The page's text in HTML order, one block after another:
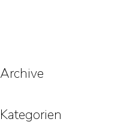
Archive
Kategorien